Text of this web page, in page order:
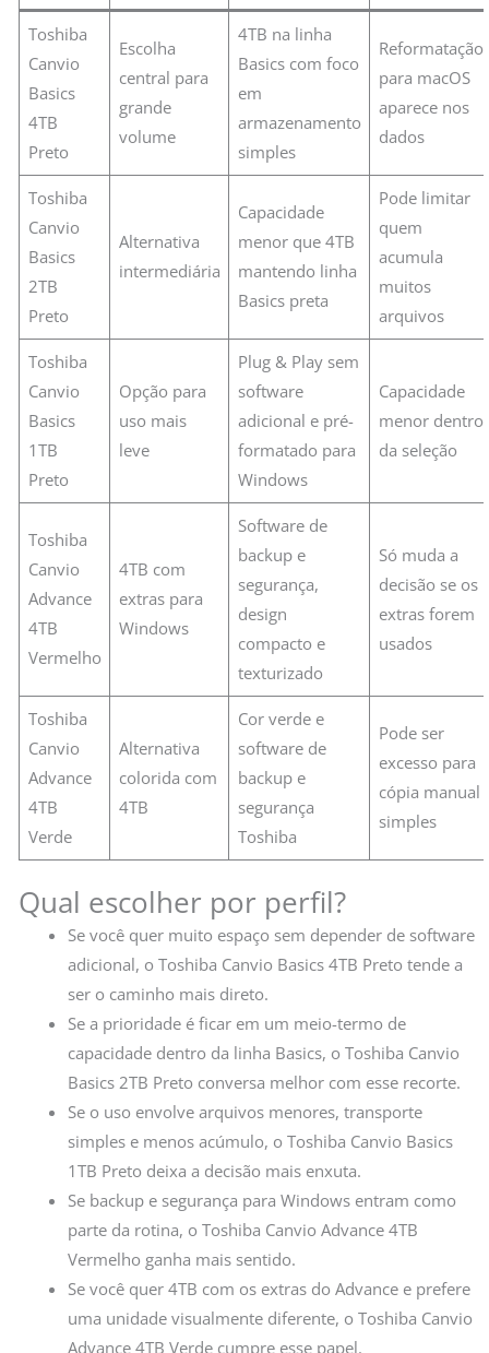
Toshiba
Canvio
Basics
4TB
Preto
Escolha
central para
grande
volume
4TB na linha
Basics com foco
em
armazenamento
simples
Reformatação
para macOS
aparece nos
dados
Toshiba
Canvio
Basics
2TB
Preto
Alternativa
intermediária
Capacidade
menor que 4TB
mantendo linha
Basics preta
Pode limitar
quem
acumula
muitos
arquivos
Toshiba
Canvio
Basics
1TB
Preto
Opção para
uso mais
leve
Plug & Play sem
software
adicional e pré-
formatado para
Windows
Capacidade
menor dentro
da seleção
Toshiba
Canvio
Advance
4TB
Vermelho
4TB com
extras para
Windows
Software de
backup e
segurança,
design
compacto e
texturizado
Só muda a
decisão se os
extras forem
usados
Toshiba
Canvio
Advance
4TB
Verde
Alternativa
colorida com
4TB
Cor verde e
software de
backup e
segurança
Toshiba
Pode ser
excesso para
cópia manual
simples
Qual escolher por perfil?
Se você quer muito espaço sem depender de software
adicional, o Toshiba Canvio Basics 4TB Preto tende a
ser o caminho mais direto.
Se a prioridade é ficar em um meio-termo de
capacidade dentro da linha Basics, o Toshiba Canvio
Basics 2TB Preto conversa melhor com esse recorte.
Se o uso envolve arquivos menores, transporte
simples e menos acúmulo, o Toshiba Canvio Basics
1TB Preto deixa a decisão mais enxuta.
Se backup e segurança para Windows entram como
parte da rotina, o Toshiba Canvio Advance 4TB
Vermelho ganha mais sentido.
Se você quer 4TB com os extras do Advance e prefere
uma unidade visualmente diferente, o Toshiba Canvio
Advance 4TB Verde cumpre esse papel.